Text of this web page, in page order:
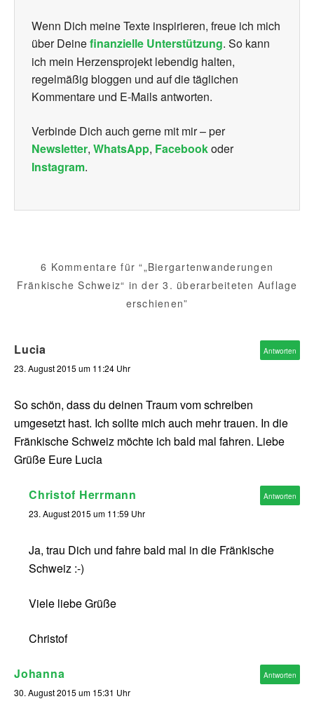
Wenn Dich meine Texte inspirieren, freue ich mich
über Deinefinanzielle Unterstützung. So kann
ich mein Herzensprojekt lebendig halten,
regelmäßig bloggen und auf die täglichen
Kommentare und E-Mails antworten.
Verbinde Dich auch gerne mit mir – per
Newsletter, WhatsApp, Facebookoder
Instagram.
6 Kommentare für “„Biergartenwanderungen
Fränkische Schweiz“ in der 3. überarbeiteten Auflage
erschienen”
Lucia
23. August 2015 um 11:24 Uhr
So schön, dass du deinen Traum vom schreiben
umgesetzt hast. Ich sollte mich auch mehr trauen. In die
Fränkische Schweiz möchte ich bald mal fahren. Liebe
Grüße Eure Lucia
Antworten
Christof Herrmann
23. August 2015 um 11:59 Uhr
Ja, trau Dich und fahre bald mal in die Fränkische
Schweiz :-)
Viele liebe Grüße
Christof
Antworten
Johanna
30. August 2015 um 15:31 Uhr
Antworten